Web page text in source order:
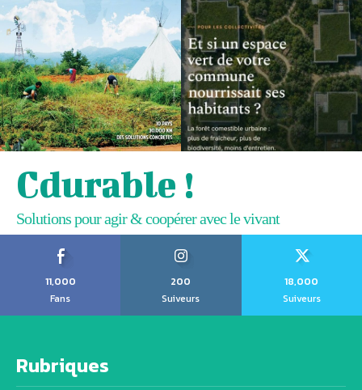
Cdurable !
Solutions pour agir & coopérer avec le vivant
11,000
Fans
200
Suiveurs
18,000
Suiveurs
Rubriques